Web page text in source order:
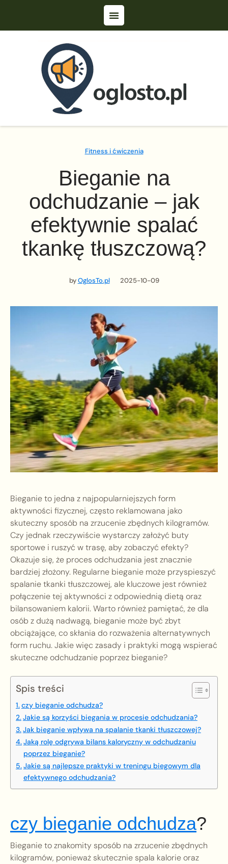
Fitness i ćwiczenia
Bieganie na
odchudzanie – jak
efektywnie spalać
tkankę tłuszczową?
byOglosTo.pl 2025-10-09
Bieganie to jedna z najpopularniejszych form
aktywności fizycznej, często reklamowana jako
skuteczny sposób na zrzucenie zbędnych kilogramów.
Czy jednak rzeczywiście wystarczy założyć buty
sportowe i ruszyć w trasę, aby zobaczyć efekty?
Okazuje się, że proces odchudzania jest znacznie
bardziej złożony. Regularne bieganie może przyspieszyć
spalanie tkanki tłuszczowej, ale kluczowe jest również
połączenie tej aktywności z odpowiednią dietą oraz
bilansowaniem kalorii. Warto również pamiętać, że dla
osób z dużą nadwagą, bieganie może być zbyt
obciążające, co skłania do rozważenia alternatywnych
form ruchu. Jakie więc zasady i praktyki mogą wspierać
skuteczne odchudzanie poprzez bieganie?
Spis treści
czy bieganie odchudza?
Jakie są korzyści biegania w procesie odchudzania?
Jak bieganie wpływa na spalanie tkanki tłuszczowej?
Jaką rolę odgrywa bilans kaloryczny w odchudzaniu
poprzez bieganie?
Jakie są najlepsze praktyki w treningu biegowym dla
efektywnego odchudzania?
czy bieganie odchudza?
Bieganie to znakomity sposób na zrzucenie zbędnych
kilogramów, ponieważ skutecznie spala kalorie oraz